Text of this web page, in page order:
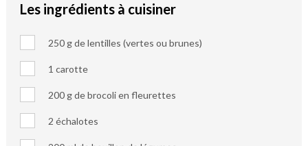
Les ingrédients à cuisiner
250 g de lentilles (vertes ou brunes)
1 carotte
200 g de brocoli en fleurettes
2 échalotes